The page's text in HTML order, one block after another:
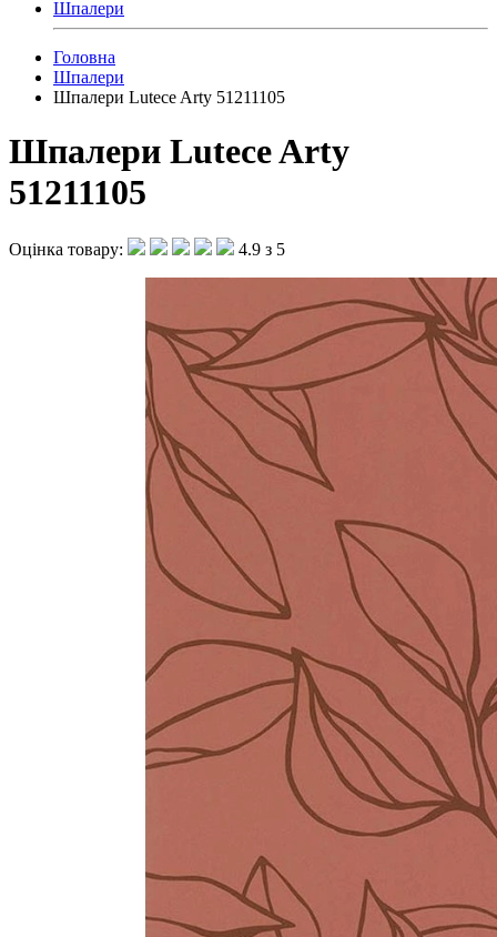
Шпалери
Головна
Шпалери
Шпалери Lutece Arty 51211105
Шпалери Lutece Arty
51211105
Оцінка товару: 4.9 з 5